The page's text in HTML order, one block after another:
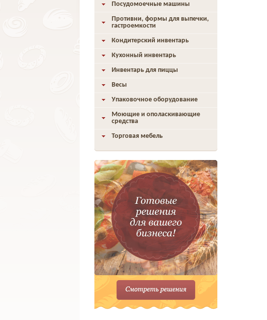
Посудомоечные машины
Противни, формы для выпечки,
гастроемкости
Кондитерский инвентарь
Кухонный инвентарь
Инвентарь для пиццы
Весы
Упаковочное оборудование
Моющие и ополаскивающие
средства
Торговая мебель